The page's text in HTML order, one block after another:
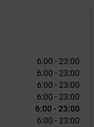
6:00 - 23:00
6:00 - 23:00
6:00 - 23:00
6:00 - 23:00
6:00 - 23:00
6:00 - 23:00